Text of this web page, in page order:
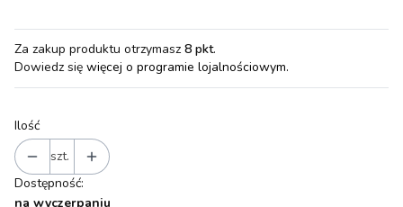
Za zakup produktu otrzymasz 8 pkt.
Dowiedz się więcej o programie lojalnościowym.
Ilość
szt.
Dostępność:
na wyczerpaniu